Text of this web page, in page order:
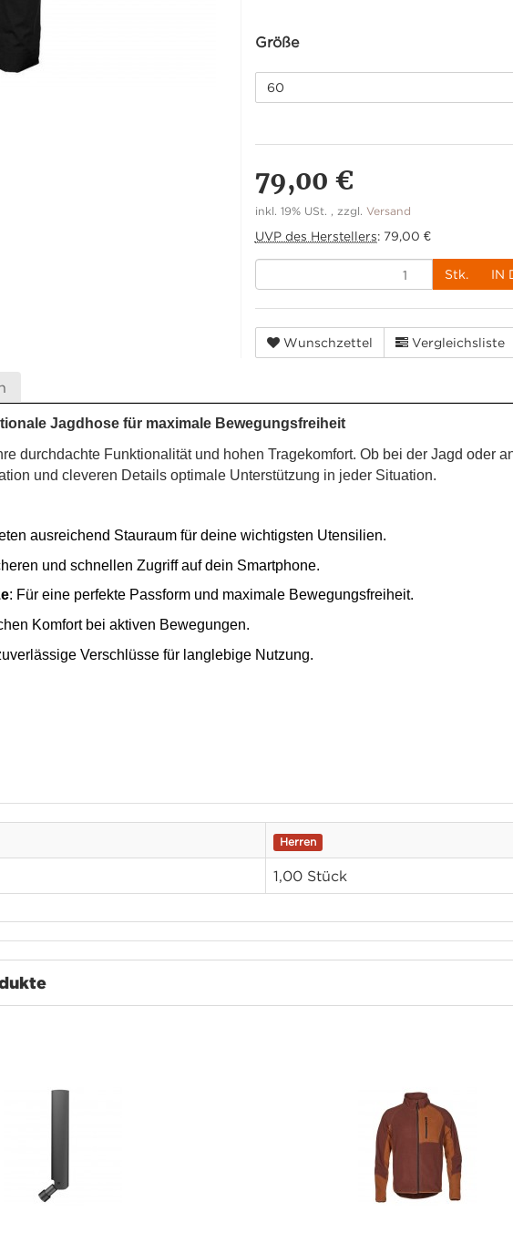
Größe
60
79,00 €
inkl. 19% USt. , zzgl. Versand
UVP des Herstellers: 79,00 €
Stk. IN
Wunschzettel Vergleichsliste
Jagdhose für maximale Bewegungsfreiheit
durchdachte Funktionalität und hohen Tragekomfort. Ob bei der Jagd oder
und cleveren Details optimale Unterstützung in jeder Situation.
ausreichend Stauraum für deine wichtigsten Utensilien.
und schnellen Zugriff auf dein Smartphone.
: Für eine perfekte Passform und maximale Bewegungsfreiheit.
Komfort bei aktiven Bewegungen.
Verschlüsse für langlebige Nutzung.
Herren
1,00 Stück